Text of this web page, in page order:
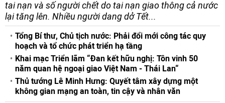
tai nạn và số người chết do tai nạn giao thông cả nước
lại tăng lên. Nhiều người dang dở Tết...
Tổng Bí thư, Chủ tịch nước: Phải đổi mới công tác quy
hoạch và tổ chức phát triển hạ tầng
Khai mạc Triển lãm “Đan kết hữu nghị: Tôn vinh 50
năm quan hệ ngoại giao Việt Nam - Thái Lan“
Thủ tướng Lê Minh Hưng: Quyết tâm xây dựng một
không gian mạng an toàn, tin cậy và nhân văn